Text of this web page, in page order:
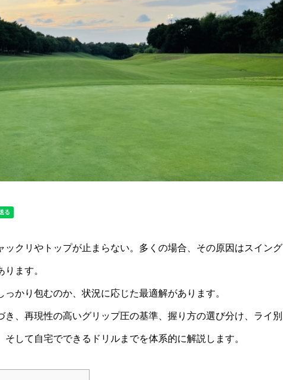
ックリやトップが止まらない。多くの場合、その原因はスイング
ます。
かり包むのか、状況に応じた最適解があります。
、再現性の高いグリップ圧の基準、握り方の選び分け、ライ別
して自宅でできるドリルまでを体系的に解説します。